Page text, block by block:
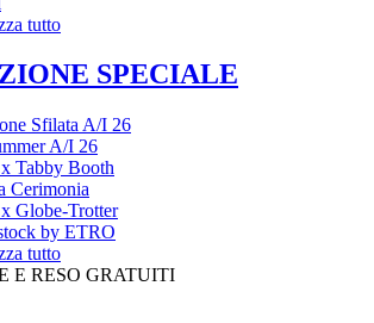
tutto
SPECIALE
Sfilata A/I 26
A/I 26
Tabby Booth
Cerimonia
Globe-Trotter
by ETRO
tutto
E RESO GRATUITI